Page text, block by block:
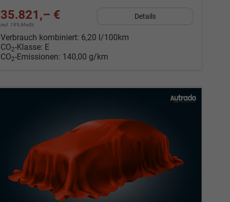
35.821,– €
incl. 19% MwSt.
Details
Verbrauch kombiniert: 6,20 l/100km
CO2-Klasse: E
CO2-Emissionen: 140,00 g/km